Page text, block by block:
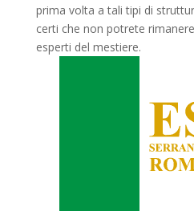
prima volta a tali tipi di
certi che non potrete
esperti del mestiere.